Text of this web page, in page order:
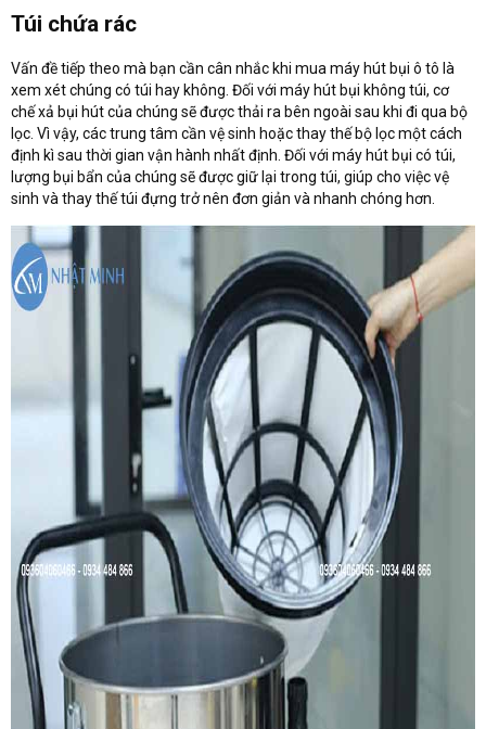
Túi chứa rác
Vấn đề tiếp theo mà bạn cần cân nhắc khi mua máy hút bụi ô tô là
xem xét chúng có túi hay không. Đối với máy hút bụi không túi, cơ
chế xả bụi hút của chúng sẽ được thải ra bên ngoài sau khi đi qua bộ
lọc. Vì vậy, các trung tâm cần vệ sinh hoặc thay thế bộ lọc một cách
định kì sau thời gian vận hành nhất định. Đối với máy hút bụi có túi,
lượng bụi bẩn của chúng sẽ được giữ lại trong túi, giúp cho việc vệ
sinh và thay thế túi đựng trở nên đơn giản và nhanh chóng hơn.